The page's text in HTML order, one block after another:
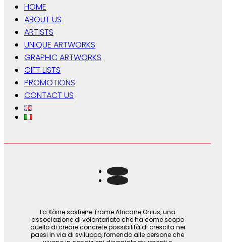
HOME
ABOUT US
ARTISTS
UNIQUE ARTWORKS
GRAPHIC ARTWORKS
GIFT LISTS
PROMOTIONS
CONTACT US
La Kòine sostiene Trame Africane Onlus, una
associazione di volontariato che ha come scopo
quello di creare concrete possibilità di crescita nei
paesi in via di sviluppo, fornendo alle persone che